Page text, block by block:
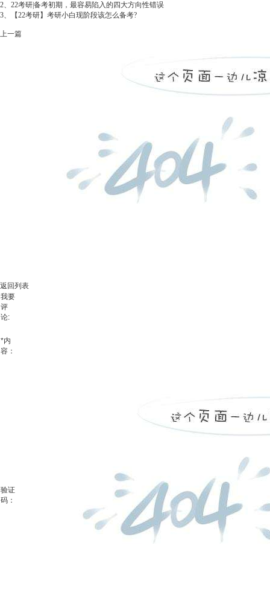
2、 22考研|备考初期，最容易陷入的四大方向性错误
3、
【22考研】考研小白现阶段该怎么备考?
上一篇
返回列表
我要
评
论:
*内
容：
验证
码：